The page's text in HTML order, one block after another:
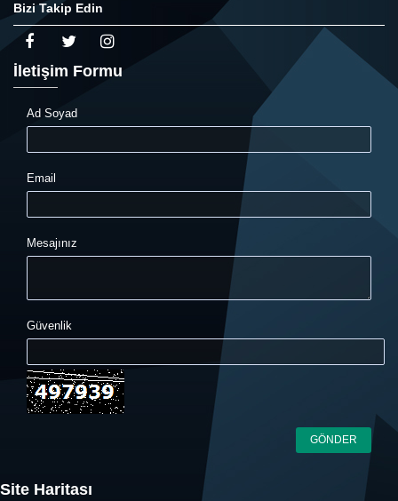
Bizi Takip Edin
İletişim Formu
Ad Soyad
Email
Mesajınız
Güvenlik
Site Haritası